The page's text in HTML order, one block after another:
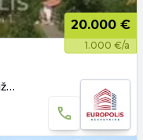
20.000 €
1.000 €/a
građevinsko zemljište | 20 a | uknjiženo